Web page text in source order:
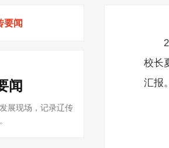
要闻
闻
展现场，记录辽传
校长
汇报。